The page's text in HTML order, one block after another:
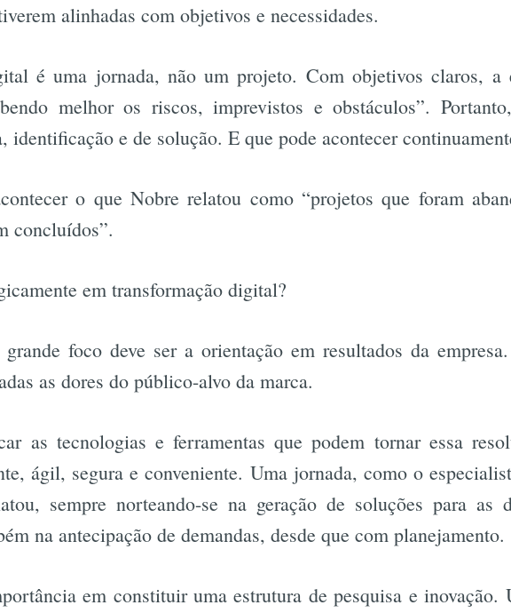
alinhadas com objetivos e necessidades.
é uma jornada, não um projeto. Com objetivos claros, a
melhor os riscos, imprevistos e obstáculos”.
identificação e de solução. E que pode acontecer
o que Nobre relatou como “projetos que foram
concluídos”.
em transformação digital?
foco deve ser a orientação em resultados da
as dores do público-alvo da marca.
as tecnologias e ferramentas que podem tornar essa
ágil, segura e conveniente. Uma jornada, como o
sempre norteando-se na geração de soluções para as
na antecipação de demandas, desde que com planejamento.
em constituir uma estrutura de pesquisa e inovação.